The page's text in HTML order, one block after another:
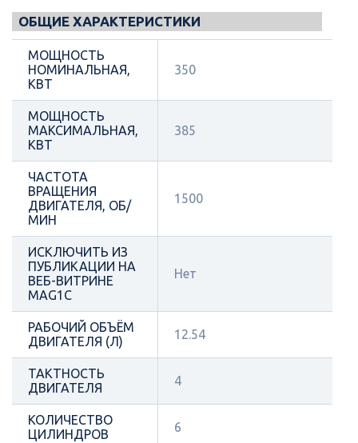
ОБЩИЕ ХАРАКТЕРИСТИКИ
МОЩНОСТЬ
НОМИНАЛЬНАЯ,
КВТ
350
МОЩНОСТЬ
МАКСИМАЛЬНАЯ,
КВТ
385
ЧАСТОТА
ВРАЩЕНИЯ
ДВИГАТЕЛЯ, ОБ/
МИН
1500
ИСКЛЮЧИТЬ ИЗ
ПУБЛИКАЦИИ НА
ВЕБ-ВИТРИНЕ
MAG1C
Нет
РАБОЧИЙ ОБЪЁМ
ДВИГАТЕЛЯ (Л)
12.54
ТАКТНОСТЬ
ДВИГАТЕЛЯ
4
КОЛИЧЕСТВО
ЦИЛИНДРОВ
6